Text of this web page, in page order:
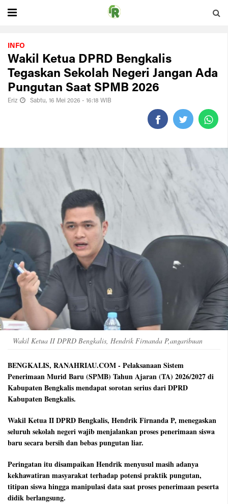
INFO
Wakil Ketua DPRD Bengkalis
Tegaskan Sekolah Negeri Jangan Ada
Pungutan Saat SPMB 2026
Eriz Sabtu, 16 Mei 2026 - 16:18 WIB
Wakil Ketua II DPRD Bengkalis, Hendrik Firnanda P,angaribuan
BENGKALIS, RANAHRIAU.COM - Pelaksanaan Sistem
Penerimaan Murid Baru (SPMB) Tahun Ajaran (TA) 2026/2027 di
Kabupaten Bengkalis mendapat sorotan serius dari DPRD
Kabupaten Bengkalis.
Wakil Ketua II DPRD Bengkalis, Hendrik Firnanda P, menegaskan
seluruh sekolah negeri wajib menjalankan proses penerimaan siswa
baru secara bersih dan bebas pungutan liar.
Peringatan itu disampaikan Hendrik menyusul masih adanya
kekhawatiran masyarakat terhadap potensi praktik pungutan,
titipan siswa hingga manipulasi data saat proses penerimaan peserta
didik berlangsung.